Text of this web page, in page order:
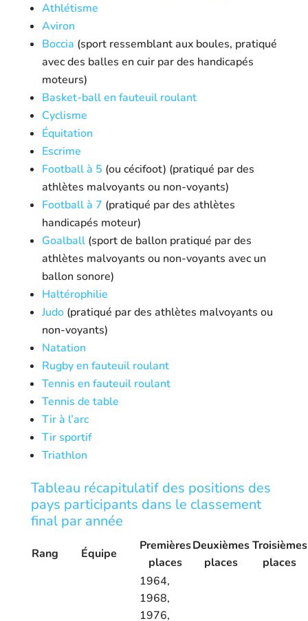
Athlétisme
Aviron
Boccia (sport ressemblant aux boules, pratiqué
avec des balles en cuir par des handicapés
moteurs)
Basket-ball en fauteuil roulant
Cyclisme
Équitation
Escrime
Football à 5 (ou cécifoot) (pratiqué par des
athlètes malvoyants ou non-voyants)
Football à 7 (pratiqué par des athlètes
handicapés moteur)
Goalball(sport de ballon pratiqué par des
athlètes malvoyants ou non-voyants avec un
ballon sonore)
Haltérophilie
Judo(pratiqué par des athlètes malvoyants ou
non-voyants)
Natation
Rugby en fauteuil roulant
Tennis en fauteuil roulant
Tennis de table
Tir à l’arc
Tir sportif
Triathlon
Tableau récapitulatif des positions des
pays participants dans le classement
final par année
Rang Équipe
Premières
places
Deuxièmes
places
Troisièmes
places
1964,
1968,
1976,